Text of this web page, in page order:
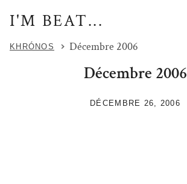
I'M BEAT...
KHRÓNOS Décembre 2006
Décembre 2006
DÉCEMBRE 26, 2006